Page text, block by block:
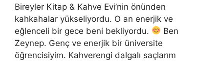
Bireyler Kitap & Kahve Evi’nin önünden
kahkahalar yükseliyordu. O an enerjik ve
eğlenceli bir gece beni bekliyordu.
Ben
Zeynep. Genç ve enerjik bir üniversite
öğrencisiyim. Kahverengi dalgalı saçlarım